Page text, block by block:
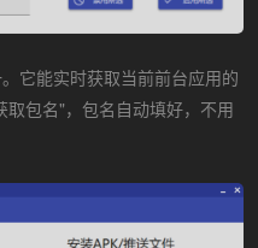
它能实时获取当前前台应用的
包名"，包名自动填好，不用